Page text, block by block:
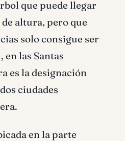
que puede llegar
altura, pero que
solo consigue ser
las Santas
es la designación
ciudades
en la parte